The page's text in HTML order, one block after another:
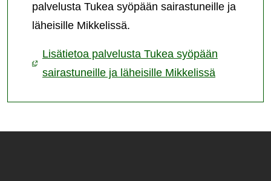
palvelusta Tukea syöpään sairastuneille ja
läheisille Mikkelissä.
Lisätietoa palvelusta Tukea syöpään
sairastuneille ja läheisille Mikkelissä